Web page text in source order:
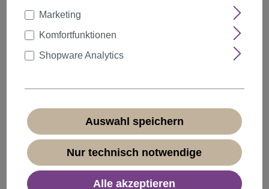
ab 20
4,00 €*
Sofort verfügbar, Lieferzeit 1-3 Tage
In den Warenkorb
Marketing
Komfortfunktionen
Shopware Analytics
Auswahl speichern
Nur technisch notwendige
Alle akzeptieren